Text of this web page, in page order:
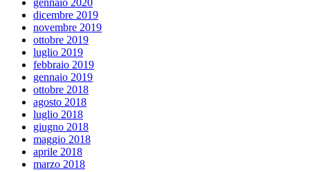
gennaio 2020
dicembre 2019
novembre 2019
ottobre 2019
luglio 2019
febbraio 2019
gennaio 2019
ottobre 2018
agosto 2018
luglio 2018
giugno 2018
maggio 2018
aprile 2018
marzo 2018